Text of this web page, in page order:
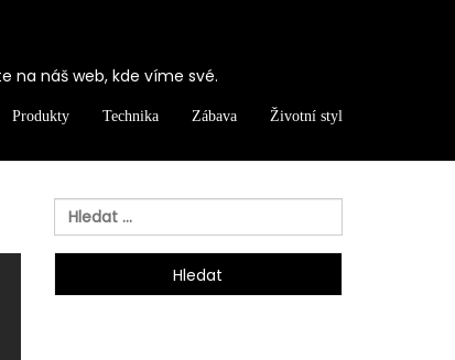
na náš web, kde víme své.
Produkty Technika Zábava Životní styl
Vyhledávání